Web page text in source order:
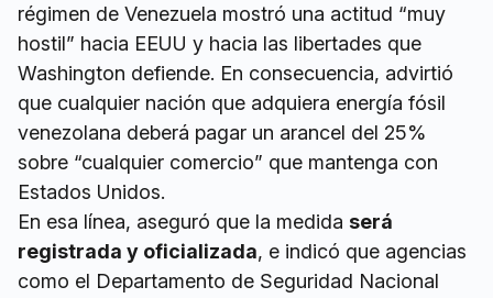
régimen de Venezuela mostró una actitud “muy
hostil” hacia EEUU y hacia las libertades que
Washington defiende. En consecuencia, advirtió
que cualquier nación que adquiera energía fósil
venezolana deberá pagar un arancel del 25%
sobre “cualquier comercio” que mantenga con
Estados Unidos.
En esa línea, aseguró que la medida será
registrada y oficializada, e indicó que agencias
como el Departamento de Seguridad Nacional